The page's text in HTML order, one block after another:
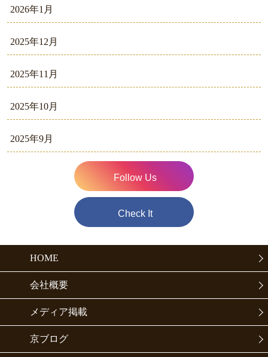
2026年1月
2025年12月
2025年11月
2025年10月
2025年9月
Follow Us
Check It
HOME
会社概要
メディア掲載
京ブログ